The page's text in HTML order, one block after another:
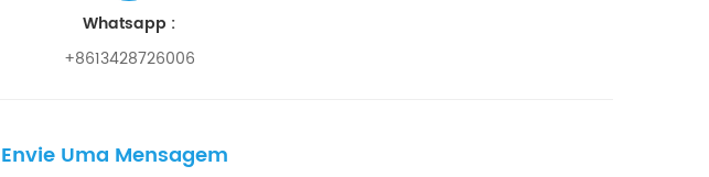
Whatsapp :
+8613428726006
Envie Uma Mensagem